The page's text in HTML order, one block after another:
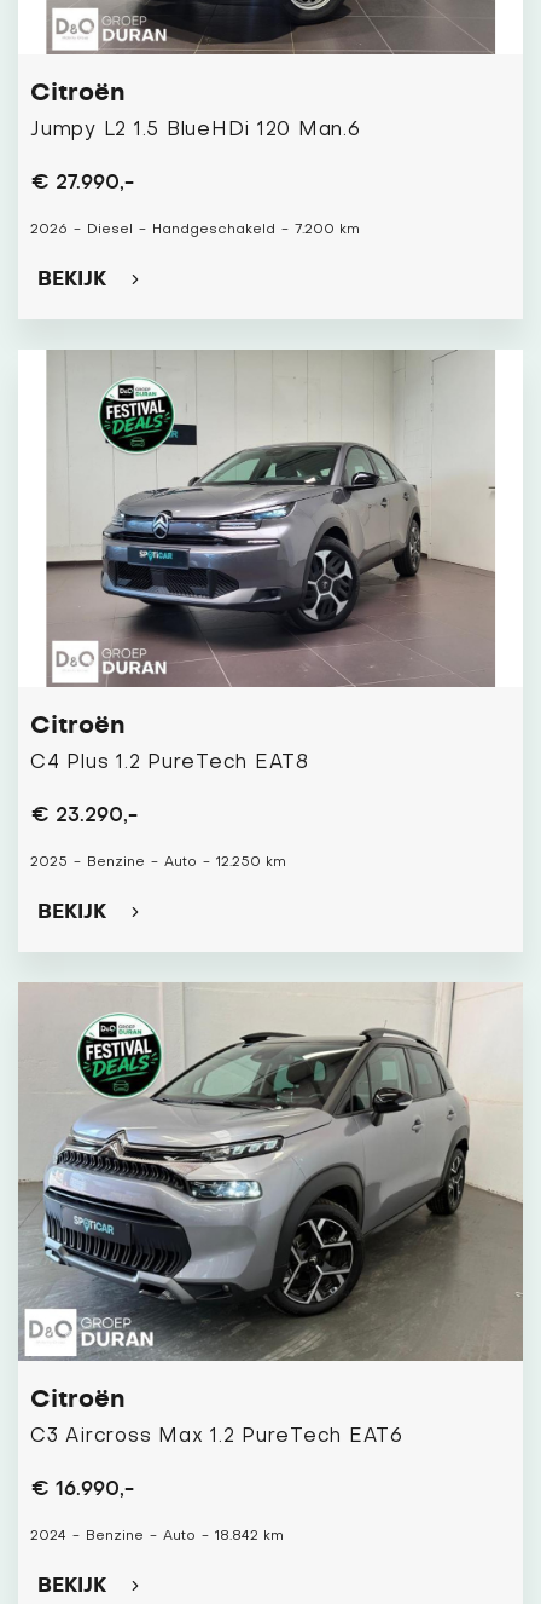
Citroën
Jumpy L2 1.5 BlueHDi 120 Man.6
€ 27.990,-
2026 - Diesel - Handgeschakeld - 7.200 km
BEKIJK
Citroën
C4 Plus 1.2 PureTech EAT8
€ 23.290,-
2025 - Benzine - Auto - 12.250 km
BEKIJK
Citroën
C3 Aircross Max 1.2 PureTech EAT6
€ 16.990,-
2024 - Benzine - Auto - 18.842 km
BEKIJK